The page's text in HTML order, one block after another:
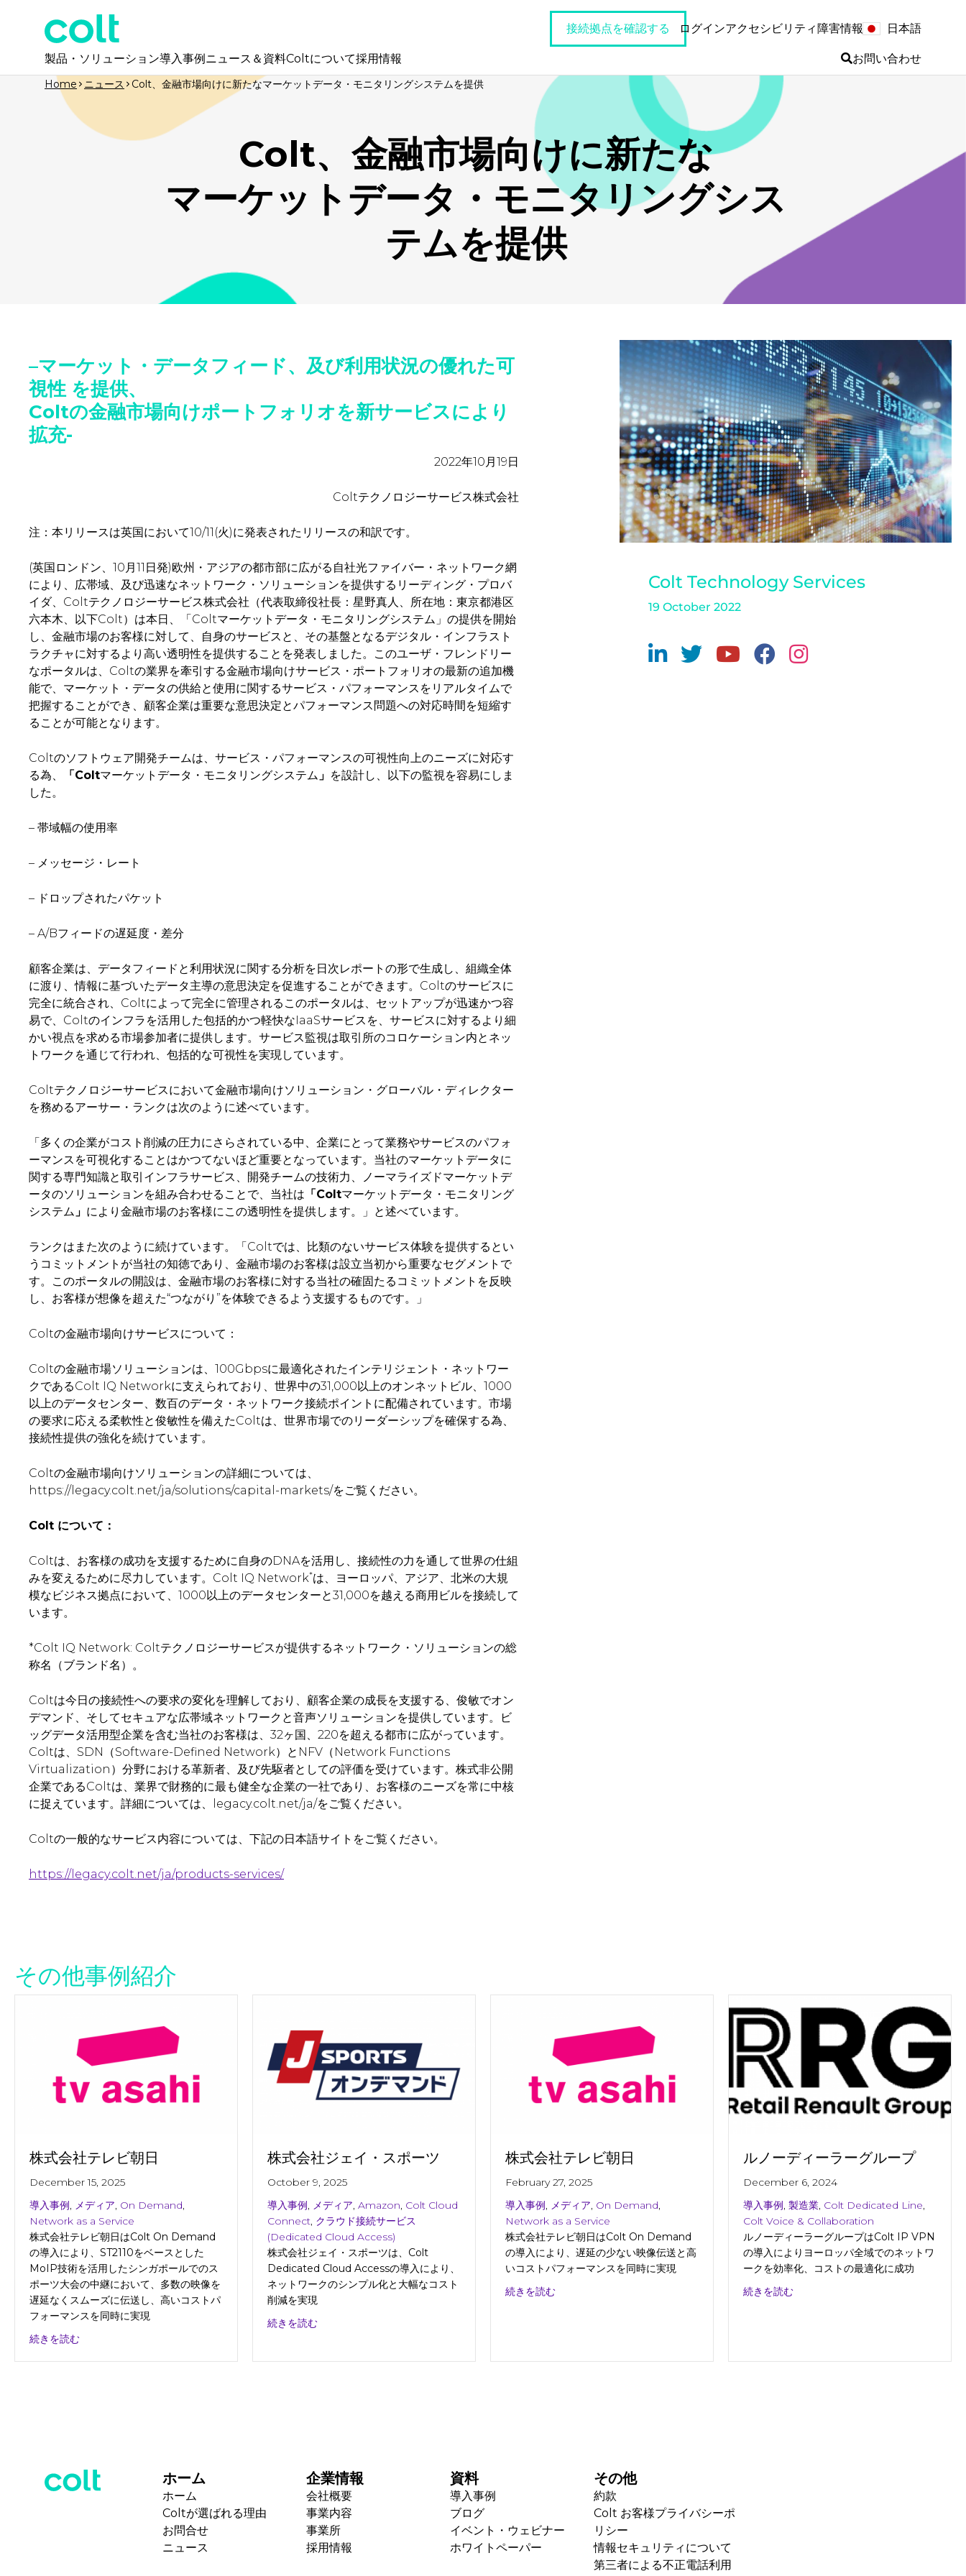
製品・ソリューション導入事例ニュース＆資料Coltについて採用情報
接続拠点を確認する ログインアクセシビリティ障害情報 日本語
お問い合わせ
Colt、金融市場向けに新たな
マーケットデータ・モニタリングシス
テムを提供
Home ニュース Colt、金融市場向けに新たなマーケットデータ・モニタリングシステムを提供
–マーケット・データフィード、及び利用状況の優れた可
視性 を提供、
Coltの金融市場向けポートフォリオを新サービスにより
拡充-
2022年10月19日
Coltテクノロジーサービス株式会社
注：本リリースは英国において10/11(火)に発表されたリリースの和訳です。
(英国ロンドン、10月11日発)欧州・アジアの都市部に広がる自社光ファイバー・ネットワーク網
により、広帯域、及び迅速なネットワーク・ソリューションを提供するリーディング・プロバ
イダ、Coltテクノロジーサービス株式会社（代表取締役社長：星野真人、所在地：東京都港区
六本木、以下Colt）は本日、「Coltマーケットデータ・モニタリングシステム」の提供を開始
し、金融市場のお客様に対して、自身のサービスと、その基盤となるデジタル・インフラスト
ラクチャに対するより高い透明性を提供することを発表しました。このユーザ・フレンドリー
なポータルは、Coltの業界を牽引する金融市場向けサービス・ポートフォリオの最新の追加機
能で、マーケット・データの供給と使用に関するサービス・パフォーマンスをリアルタイムで
把握することができ、顧客企業は重要な意思決定とパフォーマンス問題への対応時間を短縮す
ることが可能となります。
Coltのソフトウェア開発チームは、サービス・パフォーマンスの可視性向上のニーズに対応す
る為、
「Coltマーケットデータ・モニタリングシステム 」 を設計し、以下の監視を容易にしま
した。
– 帯域幅の使用率
– メッセージ・レート
– ドロップされたパケット
– A/Bフィードの遅延度・差分
顧客企業は、データフィードと利用状況に関する分析を日次レポートの形で生成し、組織全体
に渡り、情報に基づいたデータ主導の意思決定を促進することができます。Coltのサービスに
完全に統合され、Coltによって完全に管理されるこのポータルは、セットアップが迅速かつ容
易で、Coltのインフラを活用した包括的かつ軽快なIaaSサービスを、サービスに対するより細
かい視点を求める市場参加者に提供します。サービス監視は取引所のコロケーション内とネッ
トワークを通じて行われ、包括的な可視性を実現しています。
Coltテクノロジーサービスにおいて金融市場向けソリューション・グローバル・ディレクター
を務めるアーサー・ランクは次のように述べています。
「多くの企業がコスト削減の圧力にさらされている中、企業にとって業務やサービスのパフォ
ーマンスを可視化することはかつてないほど重要となっています。当社のマーケットデータに
関する専門知識と取引インフラサービス、開発チームの技術力、ノーマライズドマーケットデ
ータのソリューションを組み合わせることで、当社は 「Coltマーケットデータ・モニタリング
システム 」 により金融市場のお客様にこの透明性を提供します。」と述べています。
ランクはまた次のように続けています。「Coltでは、比類のないサービス体験を提供するとい
うコミットメントが当社の知徳であり、金融市場のお客様は設立当初から重要なセグメントで
す。このポータルの開設は、金融市場のお客様に対する当社の確固たるコミットメントを反映
し、お客様が想像を超えた“つながり”を体験できるよう支援するものです。」
Coltの金融市場向けサービスについて：
Coltの金融市場ソリューションは、100Gbpsに最適化されたインテリジェント・ネットワー
クであるColt IQ Networkに支えられており、世界中の31,000以上のオンネットビル、1000
以上のデータセンター、数百のデータ・ネットワーク接続ポイントに配備されています。市場
の要求に応える柔軟性と俊敏性を備えたColtは、世界市場でのリーダーシップを確保する為、
接続性提供の強化を続けています。
Coltの金融市場向けソリューションの詳細については、
https://legacy.colt.net/ja/solutions/capital-markets/をご覧ください。
Colt について：
Coltは、お客様の成功を支援するために自身のDNAを活用し、接続性の力を通して世界の仕組
みを変えるために尽力しています。Colt IQ Network*は、ヨーロッパ、アジア、北米の大規
模なビジネス拠点において、1000以上のデータセンターと31,000を越える商用ビルを接続して
います。
*Colt IQ Network: Coltテクノロジーサービスが提供するネットワーク・ソリューションの総
称名（ブランド名）。
Coltは今日の接続性への要求の変化を理解しており、顧客企業の成長を支援する、俊敏でオン
デマンド、そしてセキュアな広帯域ネットワークと音声ソリューションを提供しています。ビ
ッグデータ活用型企業を含む当社のお客様は、32ヶ国、220を超える都市に広がっています。
Coltは、SDN（Software-Defined Network）とNFV（Network Functions
Virtualization）分野における革新者、及び先駆者としての評価を受けています。株式非公開
企業であるColtは、業界で財務的に最も健全な企業の一社であり、お客様のニーズを常に中核
に捉えています。詳細については、legacy.colt.net/ja/をご覧ください。
Coltの一般的なサービス内容については、下記の日本語サイトをご覧ください。
https://legacy.colt.net/ja/products-services/
Colt Technology Services
19 October 2022
その他事例紹介
株式会社テレビ朝日
December 15, 2025
導入事例 , メディア, On Demand,
Network as a Service
株式会社テレビ朝日はColt On Demand
の導入により、ST2110をベースとした
MoIP技術を活用したシンガポールでのス
ポーツ大会の中継において、多数の映像を
遅延なくスムーズに伝送し、高いコストパ
フォーマンスを同時に実現
続きを読むabout 株式会社テレビ朝日
株式会社ジェイ・スポーツ
October 9, 2025
導入事例 , メディア, Amazon, Colt Cloud
Connect, クラウド接続サービス
(Dedicated Cloud Access)
株式会社ジェイ・スポーツは、Colt
Dedicated Cloud Accessの導入により、
ネットワークのシンプル化と大幅なコスト
削減を実現
続きを読むabout 株式会社ジェイ・スポーツ
株式会社テレビ朝日
February 27, 2025
導入事例 , メディア, On Demand,
Network as a Service
株式会社テレビ朝日はColt On Demand
の導入により、遅延の少ない映像伝送と高
いコストパフォーマンスを同時に実現
続きを読むabout 株式会社テレビ朝日
ルノーディーラーグループ
December 6, 2024
導入事例 , 製造業, Colt Dedicated Line,
Colt Voice & Collaboration
ルノーディーラーグループはColt IP VPN
の導入によりヨーロッパ全域でのネットワ
ークを効率化、コストの最適化に成功
続きを読むabout ルノーディーラーグループ
ホーム
ホーム
Coltが選ばれる理由
お問合せ
ニュース
企業情報
会社概要
事業内容
事業所
採用情報
資料
導入事例
ブログ
イベント・ウェビナー
ホワイトペーパー
その他
約款
Colt お客様プライバシーポ
リシー
情報セキュリティについて
第三者による不正電話利用